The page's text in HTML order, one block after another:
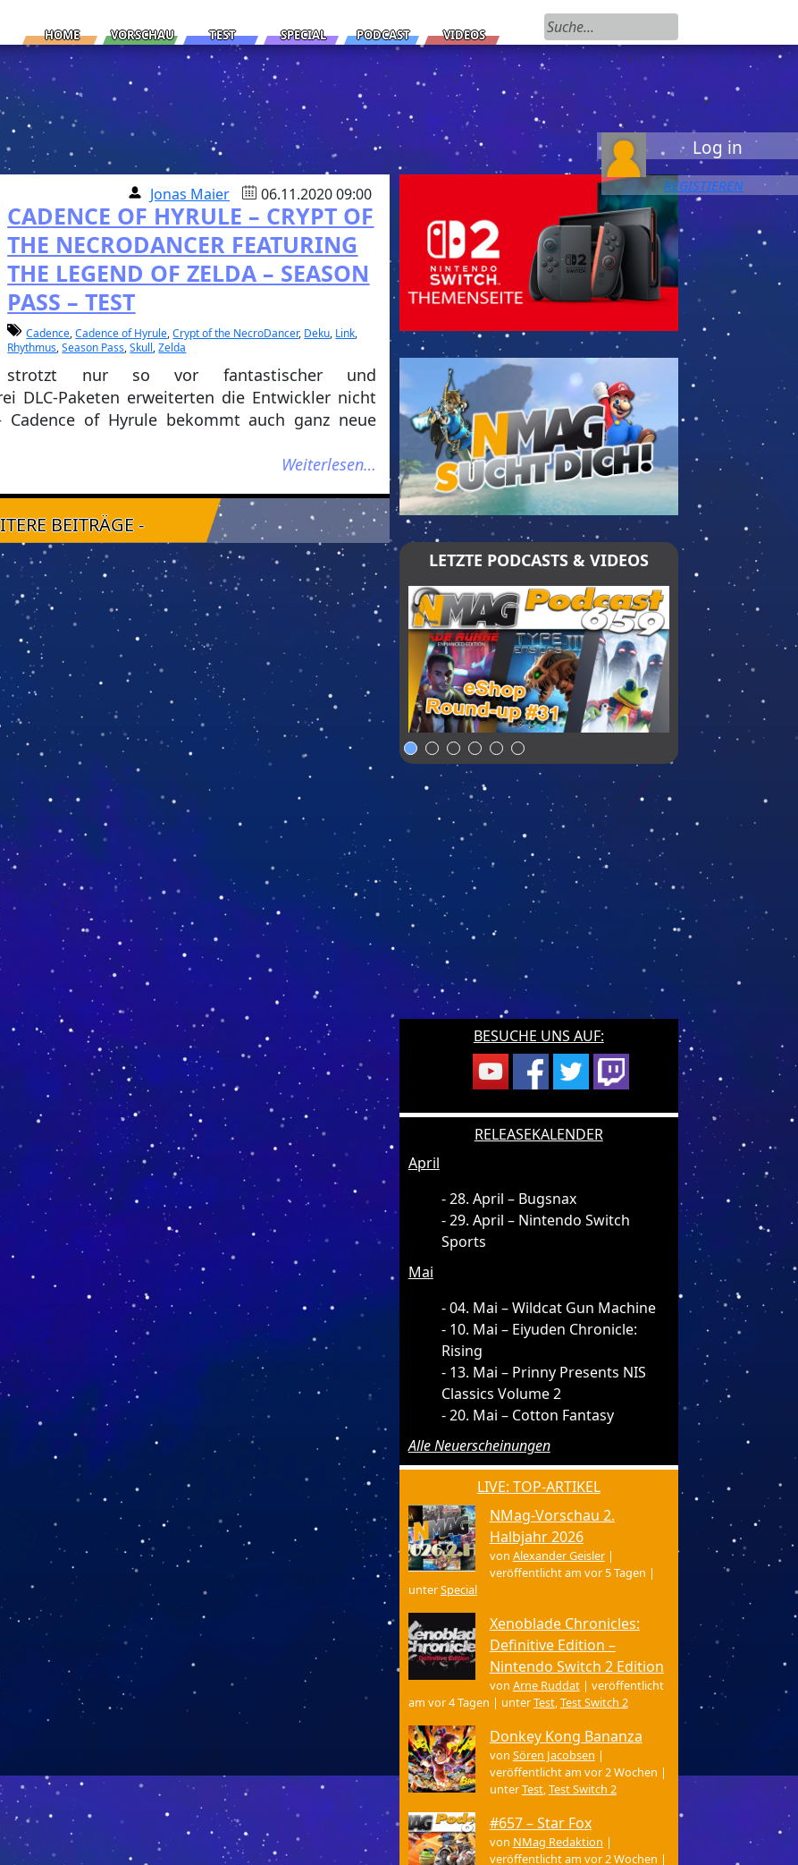
HOME VORSCHAU TEST SPECIAL PODCAST VIDEOS
Suchen nach:
Log in
REGISTIEREN
Jonas Maier 06.11.2020 09:00
CADENCE OF HYRULE – CRYPT OF
THE NECRODANCER FEATURING
THE LEGEND OF ZELDA – SEASON
PASS – TEST
Cadence,Cadence of Hyrule,Crypt of the NecroDancer, Deku, Link,
Rhythmus,Season Pass,Skull,Zelda
strotzt nur so vor fantastischer und
DLC-Paketen erweiterten die Entwickler nicht
of Hyrule bekommt auch ganz neue
Weiterlesen…
BEITRÄGE -
LETZTE PODCASTS & VIDEOS
BESUCHE UNS AUF:
RELEASEKALENDER
April
28. April – Bugsnax
29. April – Nintendo Switch
Sports
Mai
04. Mai – Wildcat Gun Machine
10. Mai – Eiyuden Chronicle:
Rising
13. Mai – Prinny Presents NIS
Classics Volume 2
20. Mai – Cotton Fantasy
Alle Neuerscheinungen
LIVE: TOP-ARTIKEL
NMag-Vorschau 2.
Halbjahr 2026
von Alexander Geisler|
veröffentlicht am vor 5 Tagen |
unterSpecial
Xenoblade Chronicles:
Definitive Edition –
Nintendo Switch 2 Edition
von Arne Ruddat| veröffentlicht
am vor 4 Tagen | unterTest,Test Switch 2
Donkey Kong Bananza
von Sören Jacobsen |
veröffentlicht am vor 2 Wochen |
unterTest,Test Switch 2
#657 – Star Fox
von NMag Redaktion |
veröffentlicht am vor 2 Wochen |